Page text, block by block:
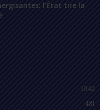
l’État tire la
1042
481